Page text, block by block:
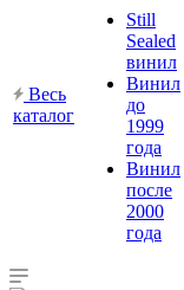
Весь
каталог
Still
Sealed
винил
Винил
до
1999
года
Винил
после
2000
года